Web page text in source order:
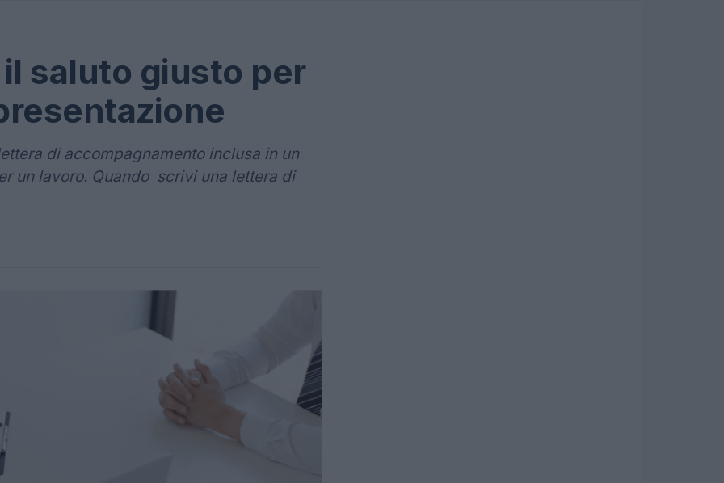
saluto giusto per
di accompagnamento inclusa in un
un lavoro. Quando scrivi una lettera di